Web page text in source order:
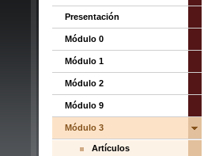
Presentación
Módulo 0
Módulo 1
Módulo 2
Módulo 9
Módulo 3
Artículos